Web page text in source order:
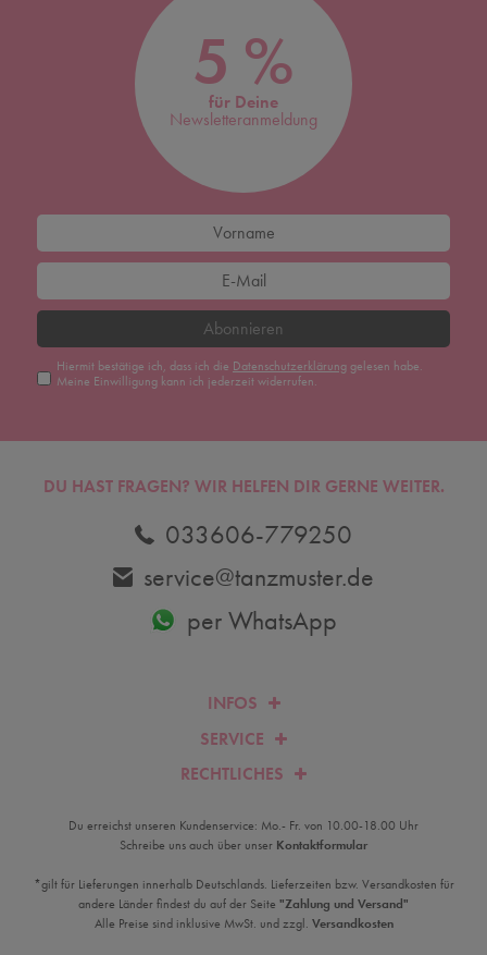
5 %
für Deine
Newsletteranmeldung
Abonnieren
Hiermit bestätige ich, dass ich die Daten­schutz­erklärunggelesen habe.
Meine Einwilligung kann ich jederzeit widerrufen.
INFOS
SERVICE
RECHTLICHES
DU HAST FRAGEN? WIR HELFEN DIR GERNE WEITER.
033606-779250
service@tanzmuster.de
per WhatsApp
Du erreichst unseren Kundenservice: Mo.- Fr. von 10.00-18.00 Uhr
Schreibe uns auch über unser Kontaktformular
*gilt für Lieferungen innerhalb Deutschlands. Lieferzeiten bzw. Versandkosten für
andere Länder findest du auf der Seite "Zahlung und Versand"
Alle Preise sind inklusive MwSt. und zzgl. Versandkosten